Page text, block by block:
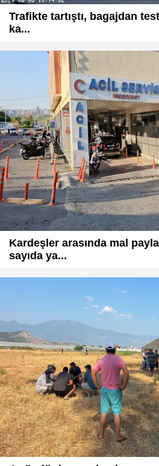
Trafikte tartıştı, bagajdan
ka...
Kardeşler arasında mal
sayıda ya...